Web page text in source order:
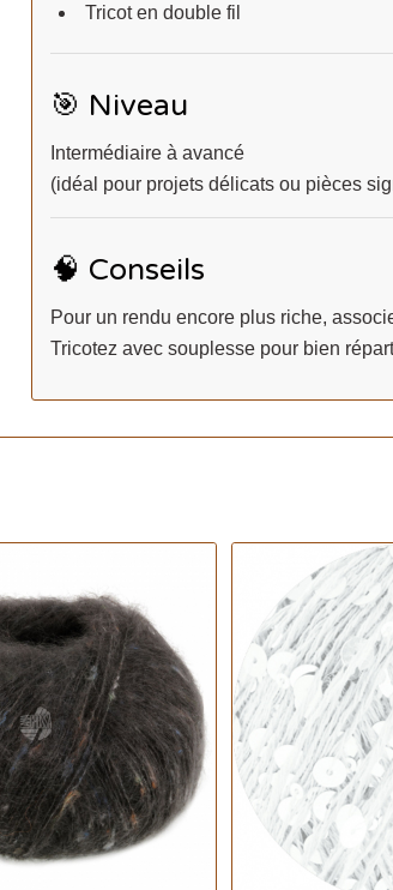
Tricot en double fil
🎯 Niveau
Intermédiaire à avancé
(idéal pour projets délicats ou pièces
🧠 Conseils
Pour un rendu encore plus riche,
Tricotez avec souplesse pour bien